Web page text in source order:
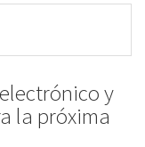
y
la próxima